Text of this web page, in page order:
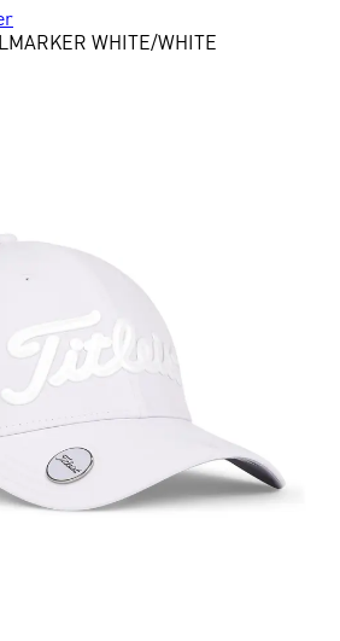
WHITE/WHITE